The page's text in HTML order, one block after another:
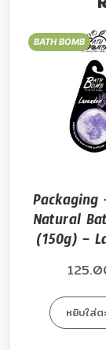
BATH BOMB
Packaging
Natural
(150g) –
หยิบใส่ต